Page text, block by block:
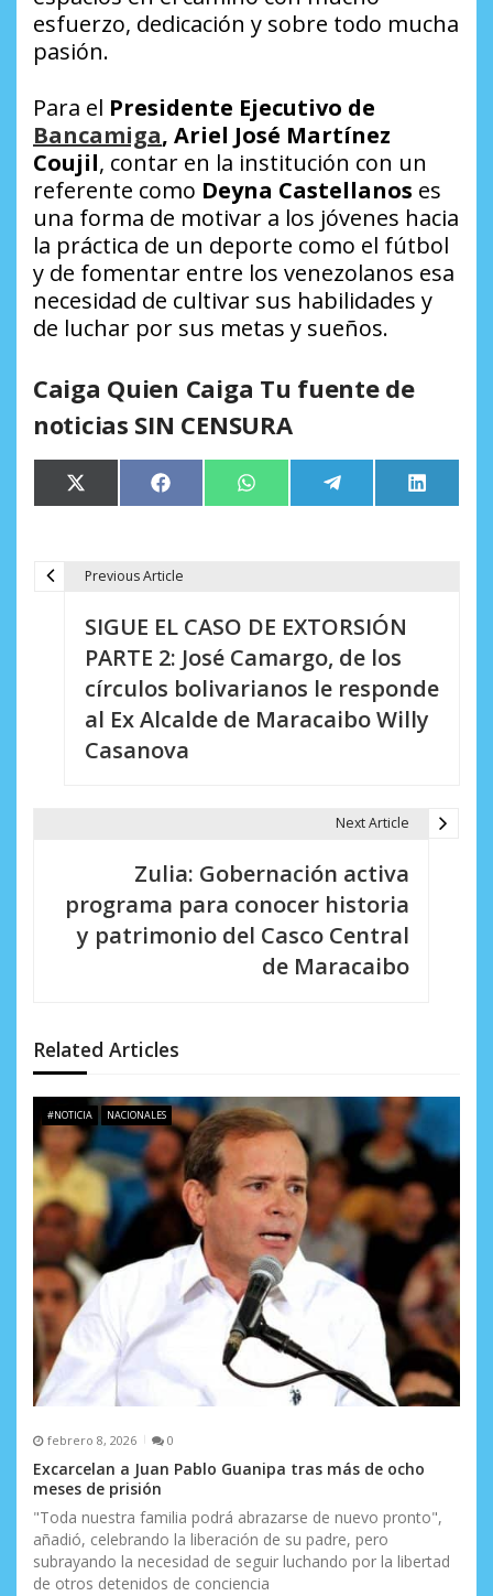
esfuerzo, dedicación y sobre todo mucha
pasión.
Para el Presidente Ejecutivo de
Bancamiga, Ariel José Martínez
Coujil, contar en la institución con un
referente como Deyna Castellanos es
una forma de motivar a los jóvenes hacia
la práctica de un deporte como el fútbol
y de fomentar entre los venezolanos esa
necesidad de cultivar sus habilidades y
de luchar por sus metas y sueños.
Caiga Quien Caiga Tu fuente de
noticias SIN CENSURA
Compartir
en
X
(Twitter)
Compartir
en
Facebook Compartir
en
WhatsApp Compartir
en
Telegram
en
LinkedIn
e
n
t
r
a
d
a
s
Previous Article
SIGUE EL CASO DE EXTORSIÓN
PARTE 2: José Camargo, de los
círculos bolivarianos le responde
al Ex Alcalde de Maracaibo Willy
Casanova
Next Article
Zulia: Gobernación activa
programa para conocer historia
y patrimonio del Casco Central
de Maracaibo
Related Articles
#NOTICIA NACIONALES
febrero 8, 2026 0
Excarcelan a Juan Pablo Guanipa tras más de ocho
meses de prisión
"Toda nuestra familia podrá abrazarse de nuevo pronto",
añadió, celebrando la liberación de su padre, pero
subrayando la necesidad de seguir luchando por la libertad
de otros detenidos de conciencia